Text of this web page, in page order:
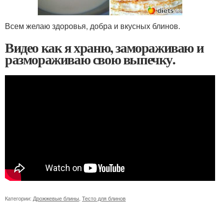
Всем желаю здоровья, добра и вкусных блинов.
Видео как я храню, замораживаю и
размораживаю свою выпечку.
Категории: Дрожжевые блины Тесто для блинов